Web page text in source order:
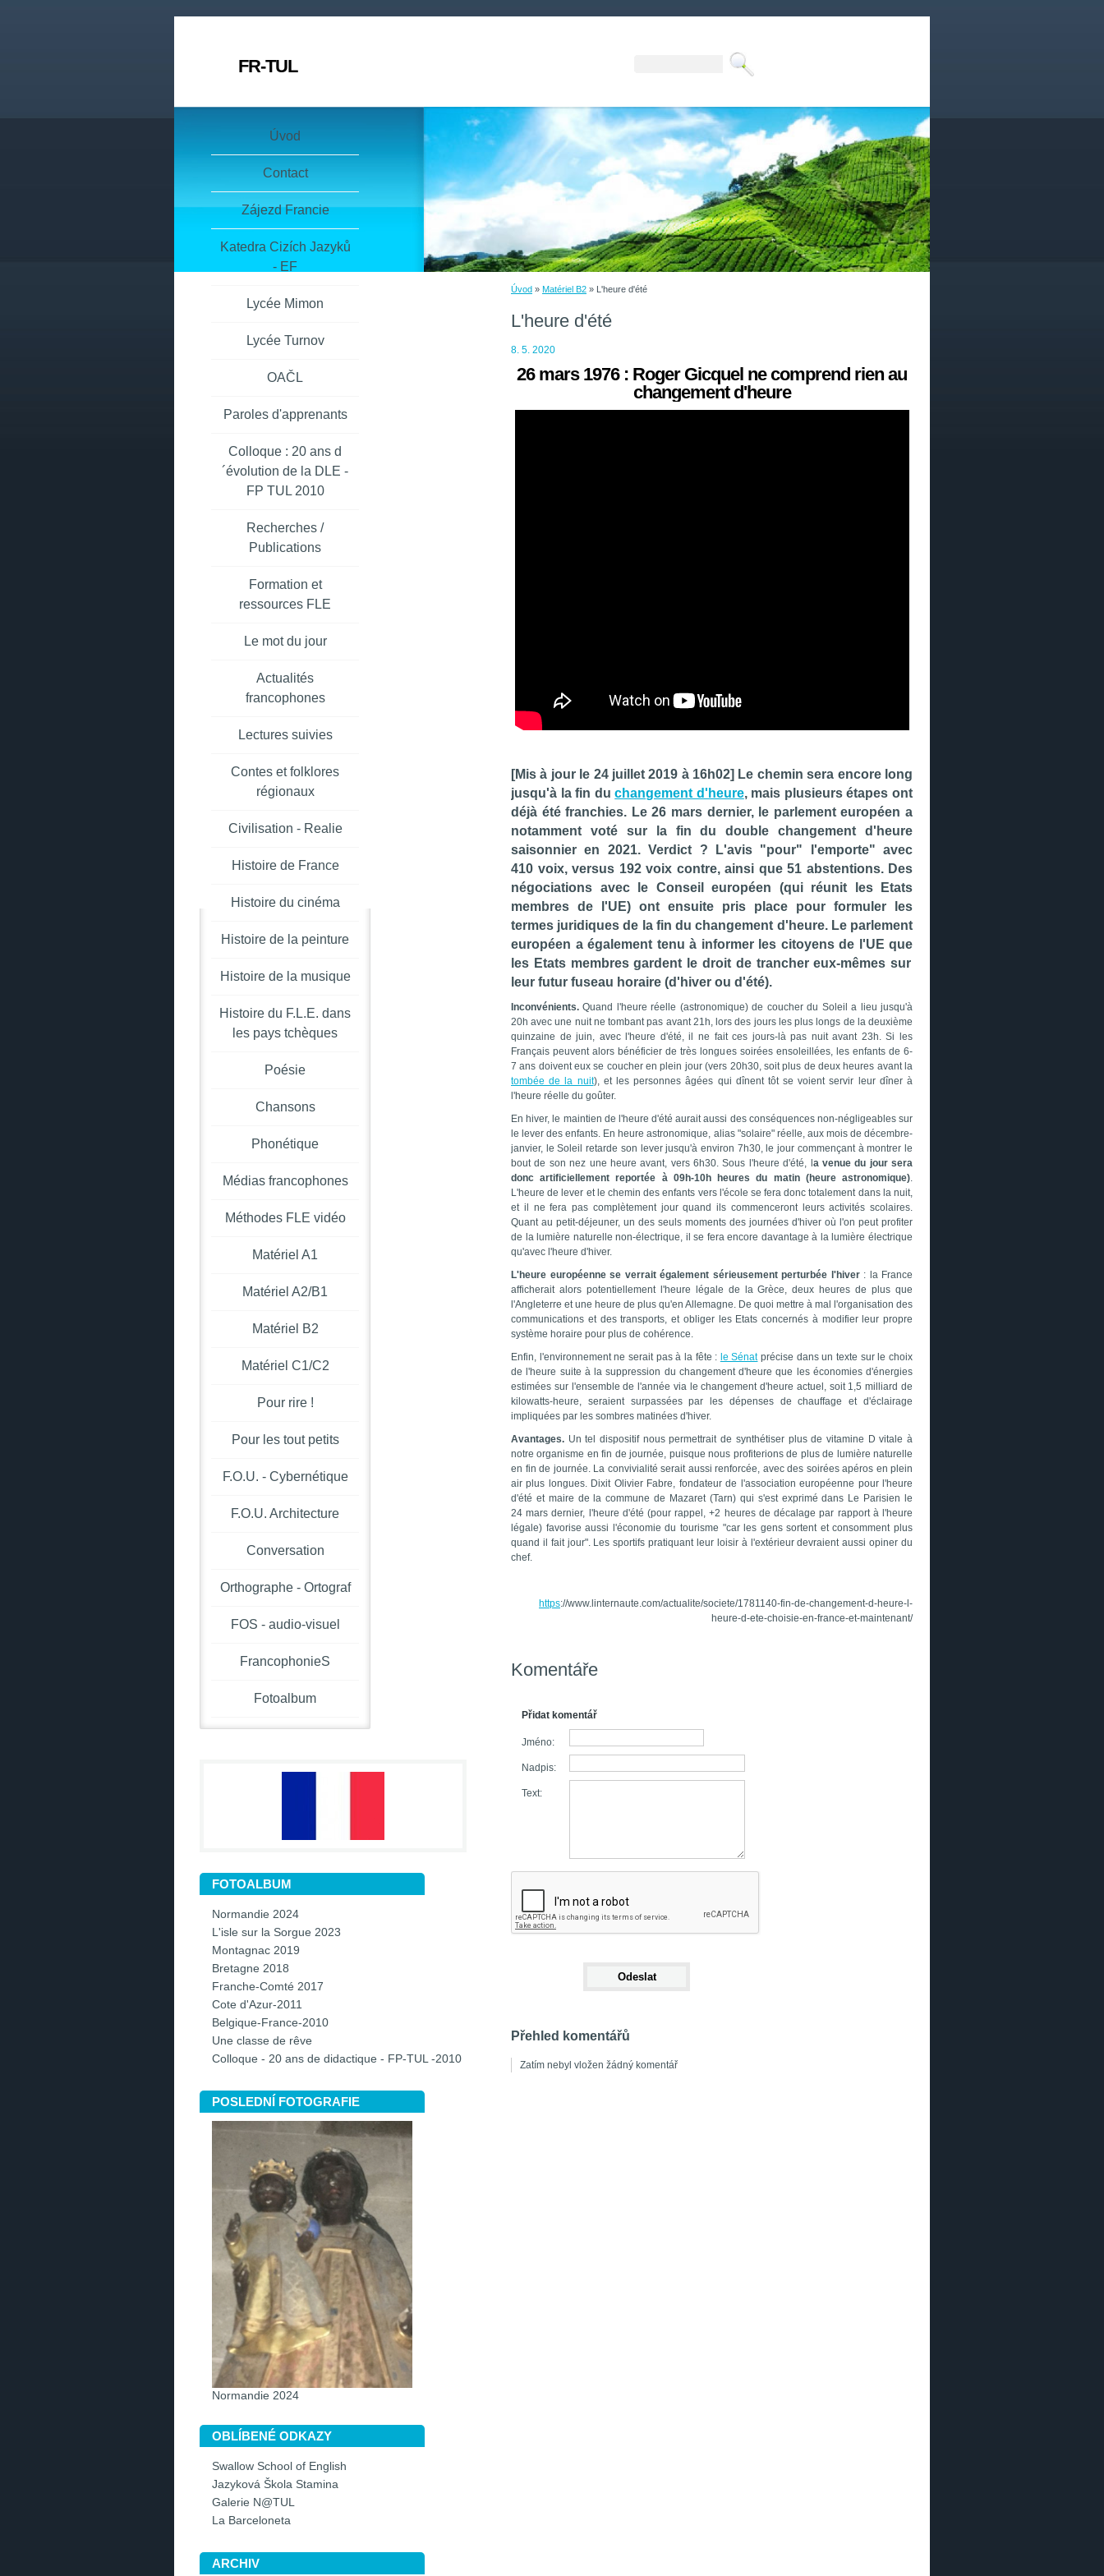
FR-TUL
Úvod » Matériel B2 » L'heure d'été
L'heure d'été
8. 5. 2020
26 mars 1976 : Roger Gicquel ne comprend rien au
changement d'heure
[Mis à jour le 24 juillet 2019 à 16h02] Le chemin sera encore long
jusqu'à la fin duchangement d'heure, mais plusieurs étapes ont
déjà été franchies. Le 26 mars dernier, le parlement européen a
notamment voté sur la fin du double changement d'heure
saisonnier en 2021. Verdict ? L'avis "pour" l'emporte" avec
410 voix, versus 192 voix contre, ainsi que 51 abstentions. Des
négociations avec le Conseil européen (qui réunit les Etats
membres de l'UE) ont ensuite pris place pour formuler les
termes juridiques de la fin du changement d'heure. Le parlement
européen a également tenu à informer les citoyens de l'UE que
les Etats membres gardent le droit de trancher eux-mêmes sur
leur futur fuseau horaire (d'hiver ou d'été).
Inconvénients.Quand l'heure réelle (astronomique) de coucher du Soleil a lieu jusqu'à
20h avec une nuit ne tombant pas avant 21h, lors des jours les plus longs de la deuxième
quinzaine de juin, avec l'heure d'été, il ne fait ces jours-là pas nuit avant 23h. Si les
Français peuvent alors bénéficier de très longues soirées ensoleillées, les enfants de 6-
7 ans doivent eux se coucher en plein jour (vers 20h30, soit plus de deux heures avant la
tombée de la nuit), et les personnes âgées qui dînent tôt se voient servir leur dîner à
l'heure réelle du goûter.
En hiver, le maintien de l'heure d'été aurait aussi des conséquences non-négligeables sur
le lever des enfants. En heure astronomique, alias "solaire" réelle, aux mois de décembre-
janvier, le Soleil retarde son lever jusqu'à environ 7h30, le jour commençant à montrer le
bout de son nez une heure avant, vers 6h30. Sous l'heure d'été, l a venue du jour sera
donc artificiellement reportée à 09h-10h heures du matin (heure astronomique).
L'heure de lever et le chemin des enfants vers l'école se fera donc totalement dans la nuit,
et il ne fera pas complètement jour quand ils commenceront leurs activités scolaires.
Quant au petit-déjeuner, un des seuls moments des journées d'hiver où l'on peut profiter
de la lumière naturelle non-électrique, il se fera encore davantage à la lumière électrique
qu'avec l'heure d'hiver.
L'heure européenne se verrait également sérieusement perturbée l'hiver : la France
afficherait alors potentiellement l'heure légale de la Grèce, deux heures de plus que
l'Angleterre et une heure de plus qu'en Allemagne. De quoi mettre à mal l'organisation des
communications et des transports, et obliger les Etats concernés à modifier leur propre
système horaire pour plus de cohérence.
Enfin, l'environnement ne serait pas à la fête : le Sénatprécise dans un texte sur le choix
de l'heure suite à la suppression du changement d'heure que les économies d'énergies
estimées sur l'ensemble de l'année via le changement d'heure actuel, soit 1,5 milliard de
kilowatts-heure, seraient surpassées par les dépenses de chauffage et d'éclairage
impliquées par les sombres matinées d'hiver.
Avantages. Un tel dispositif nous permettrait de synthétiser plus de vitamine D vitale à
notre organisme en fin de journée, puisque nous profiterions de plus de lumière naturelle
en fin de journée. La convivialité serait aussi renforcée, avec des soirées apéros en plein
air plus longues. Dixit Olivier Fabre, fondateur de l'association européenne pour l'heure
d'été et maire de la commune de Mazaret (Tarn) qui s'est exprimé dans Le Parisien le
24 mars dernier, l'heure d'été (pour rappel, +2 heures de décalage par rapport à l'heure
légale) favorise aussi l'économie du tourisme "car les gens sortent et consomment plus
quand il fait jour". Les sportifs pratiquant leur loisir à l'extérieur devraient aussi opiner du
chef.
https://www.linternaute.com/actualite/societe/1781140-fin-de-changement-d-heure-l-
heure-d-ete-choisie-en-france-et-maintenant/
Komentáře
Přidat komentář
Jméno:
Nadpis:
Text:
Přehled komentářů
Zatím nebyl vložen žádný komentář
Úvod
Contact
Zájezd Francie
Katedra Cizích Jazyků
- EF
Lycée Mimon
Lycée Turnov
OAČL
Paroles d'apprenants
Colloque : 20 ans d
´évolution de la DLE -
FP TUL 2010
Recherches /
Publications
Formation et
ressources FLE
Le mot du jour
Actualités
francophones
Lectures suivies
Contes et folklores
régionaux
Civilisation - Realie
Histoire de France
Histoire du cinéma
Histoire de la peinture
Histoire de la musique
Histoire du F.L.E. dans
les pays tchèques
Poésie
Chansons
Phonétique
Médias francophones
Méthodes FLE vidéo
Matériel A1
Matériel A2/B1
Matériel B2
Matériel C1/C2
Pour rire !
Pour les tout petits
F.O.U. - Cybernétique
F.O.U. Architecture
Conversation
Orthographe - Ortograf
FOS - audio-visuel
FrancophonieS
Fotoalbum
FOTOALBUM
Normandie 2024
L'isle sur la Sorgue 2023
Montagnac 2019
Bretagne 2018
Franche-Comté 2017
Cote d'Azur-2011
Belgique-France-2010
Une classe de rêve
Colloque - 20 ans de didactique - FP-TUL -2010
POSLEDNÍ FOTOGRAFIE
Normandie 2024
OBLÍBENÉ ODKAZY
Swallow School of English
Jazyková Škola Stamina
Galerie N@TUL
La Barceloneta
ARCHIV